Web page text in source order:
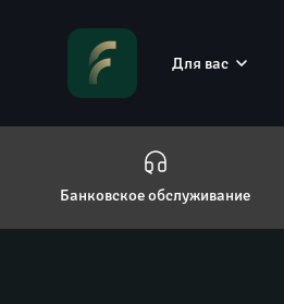
Для вас
Банковское обслуживание